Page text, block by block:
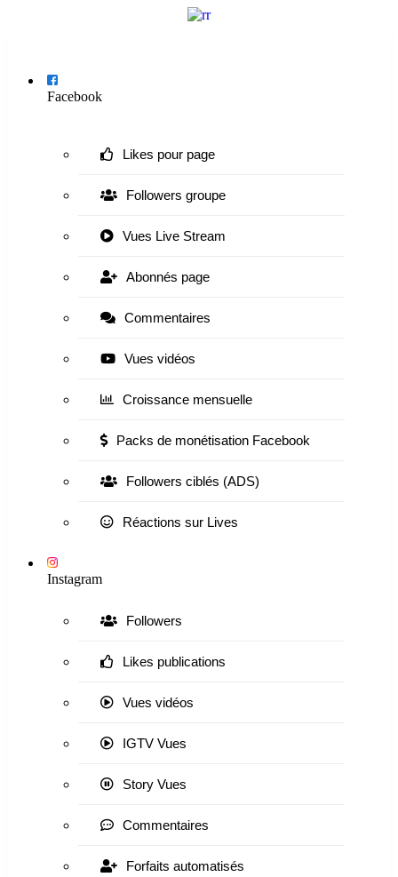
Facebook
Likes pour page
Followers groupe
Vues Live Stream
Abonnés page
Commentaires
Vues vidéos
Croissance mensuelle
Packs de monétisation Facebook
Followers ciblés (ADS)
Réactions sur Lives
Instagram
Followers
Likes publications
Vues vidéos
IGTV Vues
Story Vues
Commentaires
Forfaits automatisés